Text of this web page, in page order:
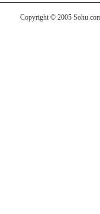
Copyright © 2005